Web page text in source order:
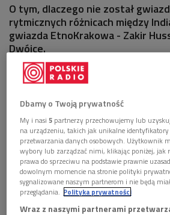
O tym, dlaczego nie został
rytmicznych różnicach między
gwiazda EtnoKrakowa - Zakir
Dwójce.
AUDIO 1 plik
 37'52
Zakir Hussain: po narodzinach
modlitwy wyśpiewał mi rytm
Dbamy o Twoją prywatność
My i nasi5 partnerzy przechowujemy lub
na urządzeniu, takich jak unikalne
przetwarzania danych osobowych. Użytkownik
wybory lub zarządzać nimi, klikając poniżej, jak
prawa do sprzeciwu na podstawie prawnie
dowolnym momencie na stronie polityki
sygnalizowane naszym partnerom i nie będą
przeglądania. Polityka prywatności
Wraz z naszymi partnerami